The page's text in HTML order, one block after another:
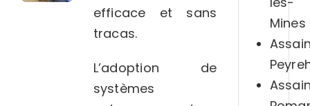
efficace et sans
tracas.
L’adoption de
systèmes
Mines